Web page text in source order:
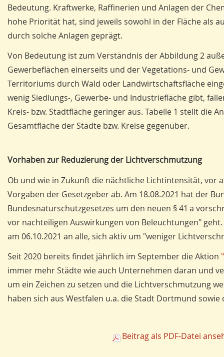
Bedeutung. Kraftwerke, Raffinerien und Anlagen der
hohe Priorität hat, sind jeweils sowohl in der Fläche als
durch solche Anlagen geprägt.
Von Bedeutung ist zum Verständnis der Abbildung 2
Gewerbeflächen einerseits und der Vegetations- und
Territoriums durch Wald oder Landwirtschaftsfläche
wenig Siedlungs-, Gewerbe- und Industriefläche gibt,
Kreis- bzw. Stadtfläche geringer aus. Tabelle 1 stellt die
Gesamtfläche der Städte bzw. Kreise gegenüber.
Vorhaben zur Reduzierung der Lichtverschmutzung
Ob und wie in Zukunft die nächtliche Lichtintensität, vor
Vorgaben der Gesetzgeber ab. Am 18.08.2021 hat der
Bundesnaturschutzgesetzes um den neuen § 41 a
vor nachteiligen Auswirkungen von Beleuchtungen"
am 06.10.2021 an alle, sich aktiv um "weniger
Seit 2020 bereits findet jährlich im September die Aktion
immer mehr Städte wie auch Unternehmen daran und
um ein Zeichen zu setzen und die Lichtverschmutzung
haben sich aus Westfalen u.a. die Stadt Dortmund
Beitrag als PDF-Datei